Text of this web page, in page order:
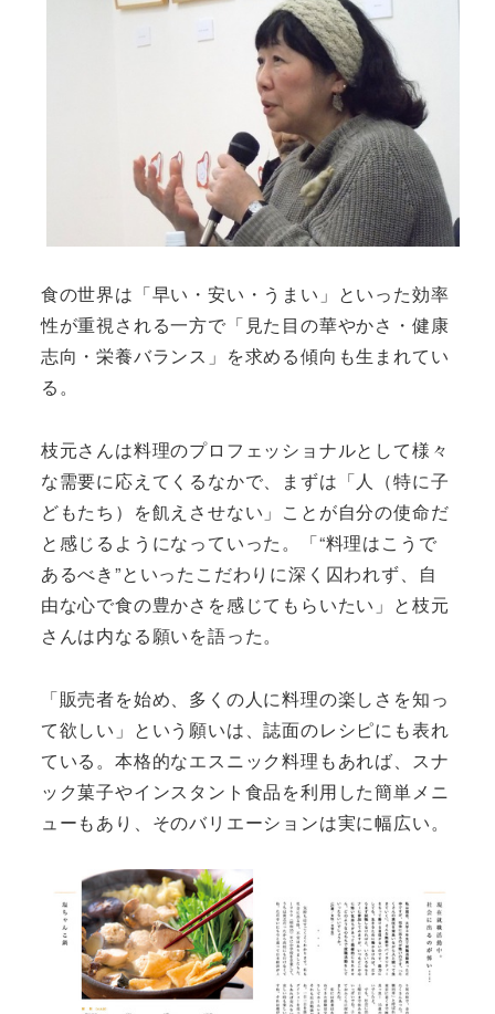
食の世界は「早い・安い・うまい」といった効率
性が重視される一方で「見た目の華やかさ・健康
志向・栄養バランス」を求める傾向も生まれてい
る。
枝元さんは料理のプロフェッショナルとして様々
な需要に応えてくるなかで、まずは「人（特に子
どもたち）を飢えさせない」ことが自分の使命だ
と感じるようになっていった。「“料理はこうで
あるべき”といったこだわりに深く囚われず、自
由な心で食の豊かさを感じてもらいたい」と枝元
さんは内なる願いを語った。
「販売者を始め、多くの人に料理の楽しさを知っ
て欲しい」という願いは、誌面のレシピにも表れ
ている。本格的なエスニック料理もあれば、スナ
ック菓子やインスタント食品を利用した簡単メニ
ューもあり、そのバリエーションは実に幅広い。